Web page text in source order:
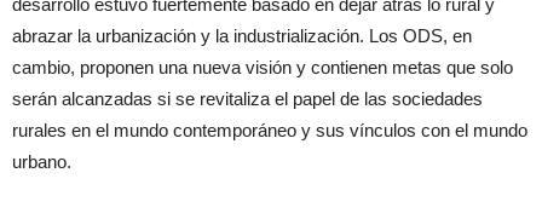
desarrollo estuvo fuertemente basado en dejar atrás lo rural y
abrazar la urbanización y la industrialización. Los ODS, en
cambio, proponen una nueva visión y contienen metas que solo
serán alcanzadas si se revitaliza el papel de las sociedades
rurales en el mundo contemporáneo y sus vínculos con el mundo
urbano.